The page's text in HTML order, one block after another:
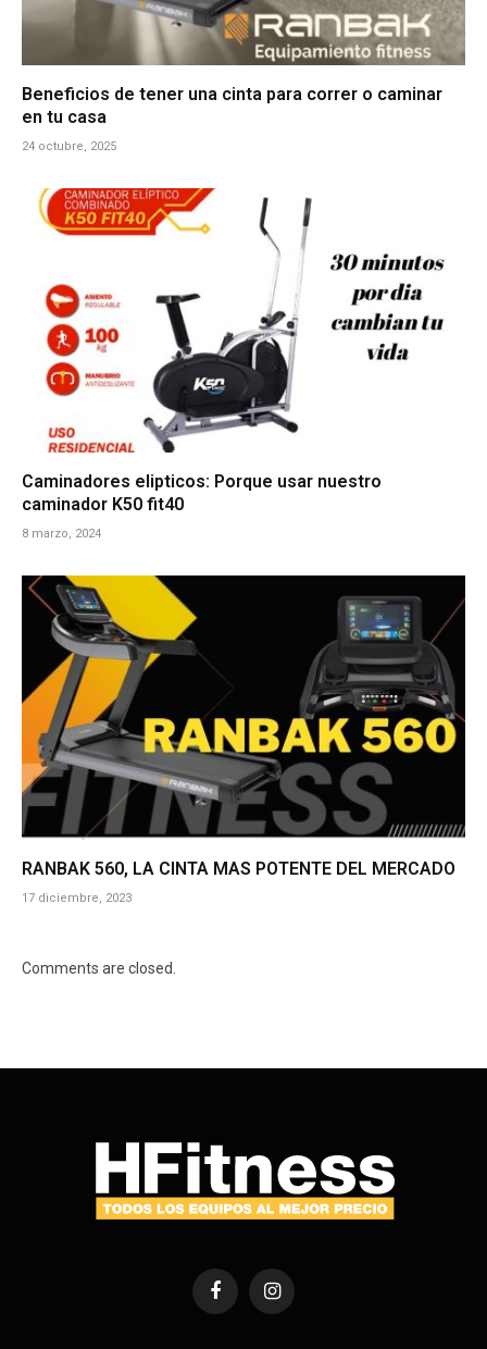
Beneficios de tener una cinta para correr o caminar
en tu casa
24 octubre, 2025
Caminadores elipticos: Porque usar nuestro
caminador K50 fit40
8 marzo, 2024
RANBAK 560, LA CINTA MAS POTENTE DEL MERCADO
17 diciembre, 2023
Comments are closed.
FacebookInstagram